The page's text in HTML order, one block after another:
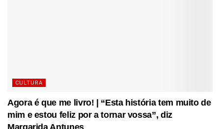
CULTURA
Agora é que me livro! | “Esta história tem muito de
mim e estou feliz por a tornar vossa”, diz
Margarida Antunes